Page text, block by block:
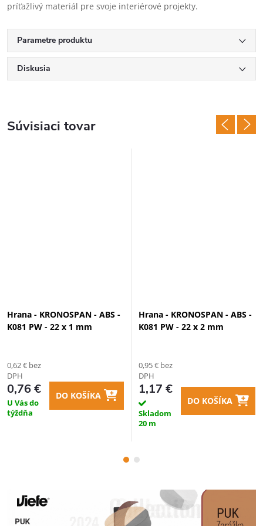
príťažlivý materiál pre svoje interiérové projekty.
Parametre produktu
Diskusia
Súvisiaci tovar
Hrana - KRONOSPAN - ABS -
K081 PW - 22 x 1 mm
0,62 € bez
DPH
0,76 €
U Vás do
týždňa
DO KOŠÍKA
Hrana - KRONOSPAN - ABS -
K081 PW - 22 x 2 mm
0,95 € bez
DPH
1,17 €
Skladom
20 m
DO KOŠÍKA